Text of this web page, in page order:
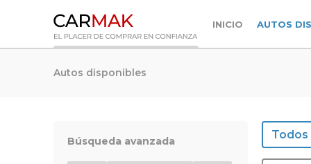
INICIO AUTOS
Autos disponibles
Búsqueda avanzada Todos